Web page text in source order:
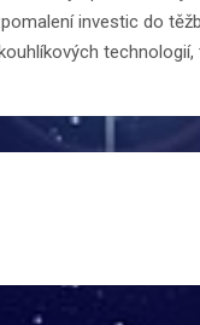
investic do